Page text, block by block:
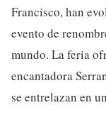
Francisco, han
evento de
mundo. La feria
encantadora
se entrelazan en